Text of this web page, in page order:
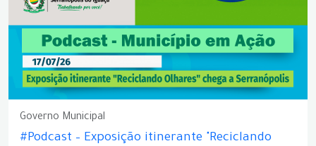
Governo Municipal
#Podcast – Exposição itinerante "Reciclando